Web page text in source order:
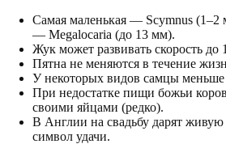
Самая маленькая — Scymnus (1–2
— Megalocaria (до 13 мм).
Жук может развивать скорость до
Пятна не меняются в течение
У некоторых видов самцы меньше
При недостатке пищи божьи
своими яйцами (редко).
В Англии на свадьбу дарят
символ удачи.